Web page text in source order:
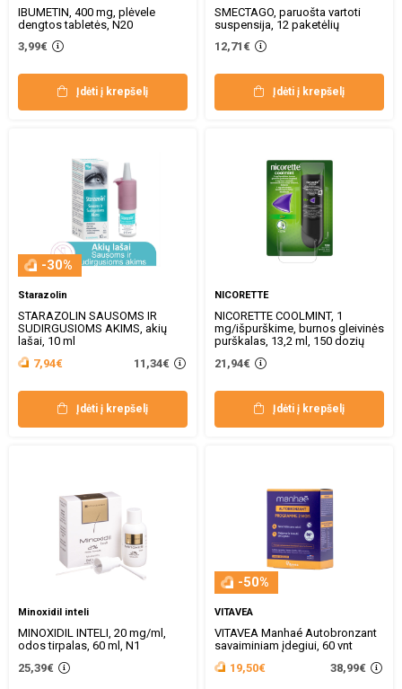
IBUMETIN, 400 mg, plėvele
dengtos tabletės, N20
3,99€
Įdėti į krepšelį
SMECTAGO, paruošta vartoti
suspensija, 12 paketėlių
12,71€
Įdėti į krepšelį
-30%
Starazolin
STARAZOLIN SAUSOMS IR
SUDIRGUSIOMS AKIMS, akių
lašai, 10 ml
7,94€
11,34€
Įdėti į krepšelį
NICORETTE
NICORETTE COOLMINT, 1
mg/išpurškime, burnos gleivinės
purškalas, 13,2 ml, 150 dozių
21,94€
Įdėti į krepšelį
Minoxidil inteli
MINOXIDIL INTELI, 20 mg/ml,
odos tirpalas, 60 ml, N1
25,39€
-50%
VITAVEA
VITAVEA Manhaé Autobronzant
savaiminiam įdegiui, 60 vnt
19,50€
38,99€